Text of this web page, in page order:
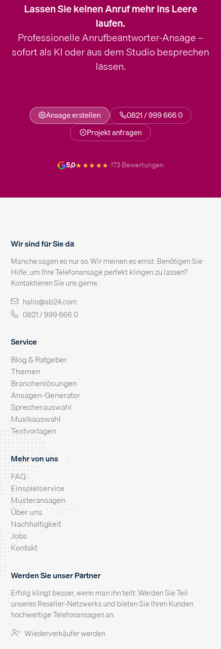
Lassen Sie keinen Anruf mehr ins Leere
laufen.
Professionelle Anrufbeantworter-Ansage –
sofort als KI oder aus dem Studio besprechen
lassen.
Ansage erstellen
0821 / 999 666 0
Projekt anfragen
5,0★★★★★·173 Bewertungen
Wir sind für Sie da
Manche sagen es nur so. Wir meinen es ernst. Benötigen Sie
Hilfe, um Ihre Telefonansage perfekt klingen zu lassen?
Kontaktieren Sie uns gerne.
hallo@ab24.com
0821 / 999 666 0
Service
Blog & Ratgeber
Themen
Branchenlösungen
Ansagen-Generator
Sprecherauswahl
Musikauswahl
Textvorlagen
Mehr von uns
FAQ
Einspielservice
Musteransagen
Über uns
Nachhaltigkeit
Jobs
Kontakt
Werden Sie unser Partner
Erfolg klingt besser, wenn man ihn teilt. Werden Sie Teil
unseres Reseller-Netzwerks und bieten Sie Ihren Kunden
hochwertige Telefonansagen an.
Wiederverkäufer werden